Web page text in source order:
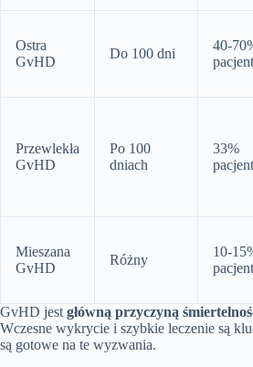
Ostra
GvHD
Do 100 dni
40-
Przewlekła
GvHD
Po 100
dniach
33%
Mieszana
GvHD
Różny
10-
GvHD jest główną przyczyną
Wczesne wykrycie i szybkie leczenie są
są gotowe na te wyzwania.